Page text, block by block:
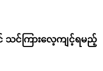
င်ကြားလေ့ကျင့်ရမည့်